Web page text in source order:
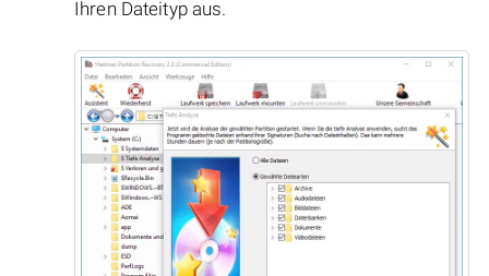
Ihren Dateityp aus.